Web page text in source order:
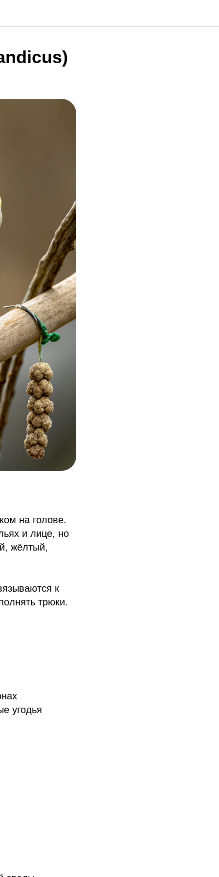
на голове.
и лице, но
жёлтый,
к
трюки.
угодья